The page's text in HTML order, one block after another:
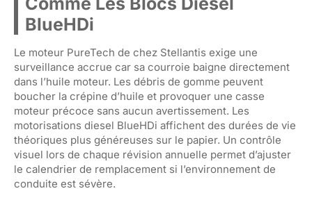
BlueHDi
Le moteur PureTech de chez Stellantis exige une
surveillance accrue car sa courroie baigne directement
dans l’huile moteur. Les débris de gomme peuvent
boucher la crépine d’huile et provoquer une casse
moteur précoce sans aucun avertissement. Les
motorisations diesel BlueHDi affichent des durées de vie
théoriques plus généreuses sur le papier. Un contrôle
visuel lors de chaque révision annuelle permet d’ajuster
le calendrier de remplacement si l’environnement de
conduite est sévère.